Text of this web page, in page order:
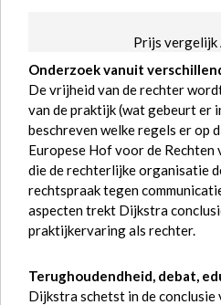
Prijs vergelijk
Onderzoek vanuit
De vrijheid van de rechter
van de praktijk (wat gebeurt er
beschreven welke regels er op
Europese Hof voor de
die de rechterlijke organisatie
rechtspraak tegen
aspecten trekt Dijkstra
praktijkervaring als rechter.
Terughoudendheid, debat,
Dijkstra schetst in de